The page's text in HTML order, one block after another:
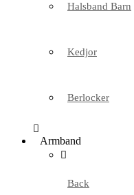
Halsband Barn
Kedjor
Berlocker
Armband
Back